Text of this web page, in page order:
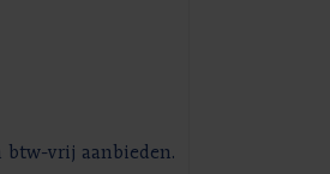
btw-vrij aanbieden.